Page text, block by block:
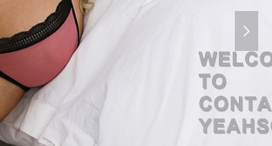
넲